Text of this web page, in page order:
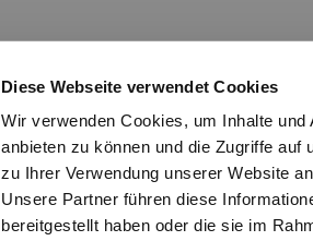
Diese Webseite verwendet Cookies
Wir verwenden Cookies, um Inhalte
anbieten zu können und die Zugriffe
zu Ihrer Verwendung unserer Website
Unsere Partner führen diese
bereitgestellt haben oder die sie im